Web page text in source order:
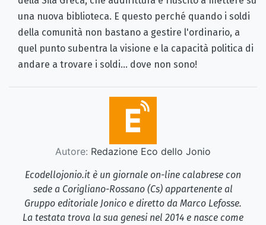
una nuova biblioteca. E questo perché quando i soldi
della comunità non bastano a gestire l'ordinario, a
quel punto subentra la visione e la capacità politica di
andare a trovare i soldi... dove non sono!
Autore: Redazione Eco dello Jonio
Ecodellojonio.it è un giornale on-line calabrese con
sede a Corigliano-Rossano (Cs) appartenente al
Gruppo editoriale Jonico e diretto da Marco Lefosse.
La testata trova la sua genesi nel 2014 e nasce come